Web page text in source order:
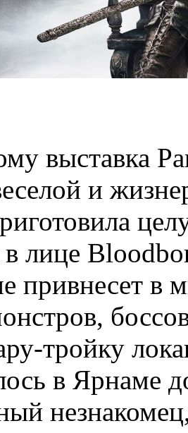
выставка
и
в лице
привнесет в
тройку
в Ярнаме